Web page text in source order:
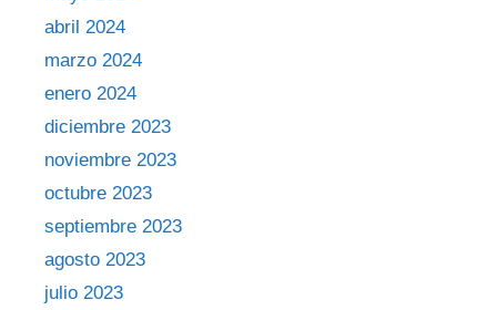
abril 2024
marzo 2024
enero 2024
diciembre 2023
noviembre 2023
octubre 2023
septiembre 2023
agosto 2023
julio 2023